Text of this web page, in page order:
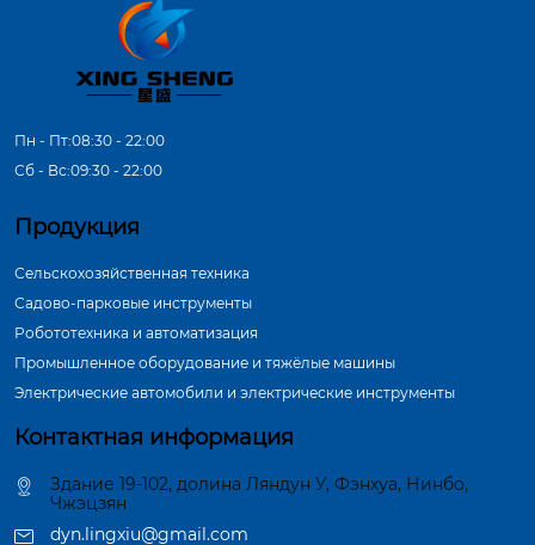
Пн - Пт:08:30 - 22:00
Сб - Вс:09:30 - 22:00
Продукция
Сельскохозяйственная техника
Садово-парковые инструменты
Робототехника и автоматизация
Промышленное оборудование и тяжёлые машины
Электрические автомобили и электрические инструменты
Контактная информация
Здание 19-102, долина Ляндун У, Фэнхуа, Нинбо,
Чжэцзян
dyn.lingxiu@gmail.com